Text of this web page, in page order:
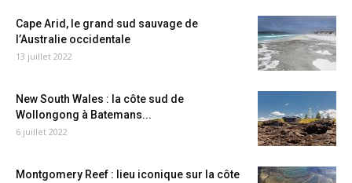
Cape Arid, le grand sud sauvage de
l’Australie occidentale
13 juillet 2022
New South Wales : la côte sud de
Wollongong à Batemans...
6 juillet 2022
Montgomery Reef : lieu iconique sur la côte